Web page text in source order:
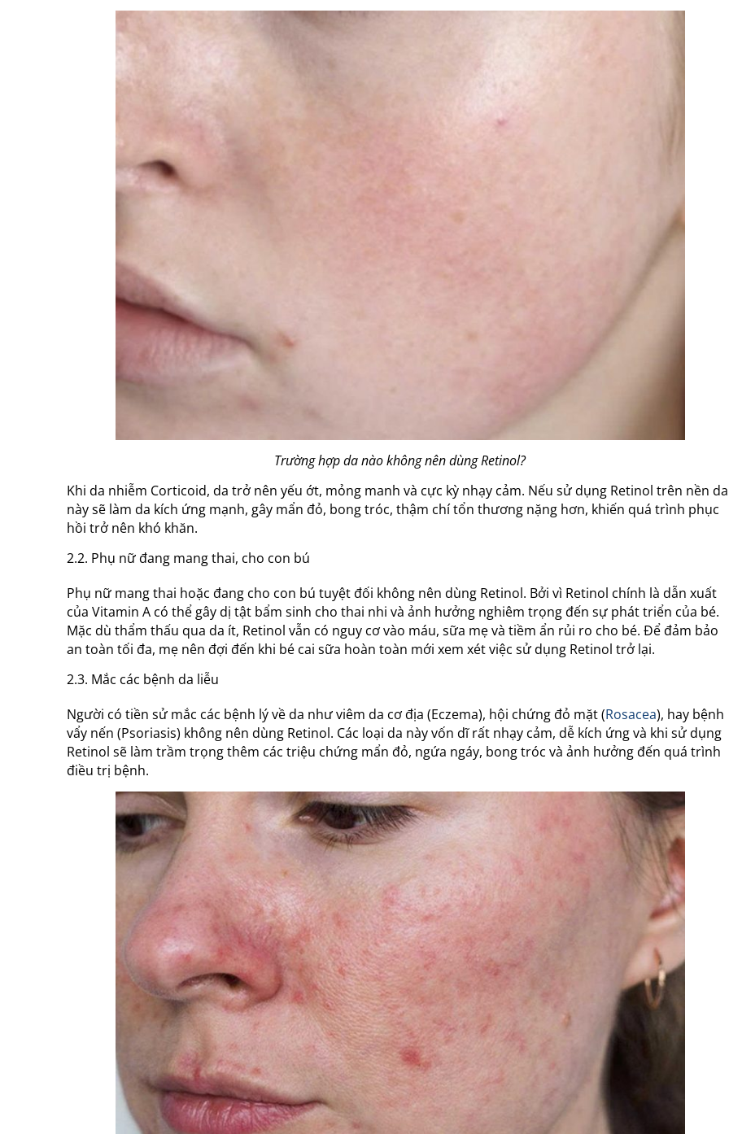
Trường hợp da nào không nên dùng Retinol?
Khi da nhiễm Corticoid, da trở nên yếu ớt, mỏng manh và cực kỳ nhạy cảm. Nếu sử dụng Retinol trên nền da
này sẽ làm da kích ứng mạnh, gây mẩn đỏ, bong tróc, thậm chí tổn thương nặng hơn, khiến quá trình phục
hồi trở nên khó khăn.
2.2. Phụ nữ đang mang thai, cho con bú
Phụ nữ mang thai hoặc đang cho con bú tuyệt đối không nên dùng Retinol. Bởi vì Retinol chính là dẫn xuất
của Vitamin A có thể gây dị tật bẩm sinh cho thai nhi và ảnh hưởng nghiêm trọng đến sự phát triển của bé.
Mặc dù thẩm thấu qua da ít, Retinol vẫn có nguy cơ vào máu, sữa mẹ và tiềm ẩn rủi ro cho bé. Để đảm bảo
an toàn tối đa, mẹ nên đợi đến khi bé cai sữa hoàn toàn mới xem xét việc sử dụng Retinol trở lại.
2.3. Mắc các bệnh da liễu
Người có tiền sử mắc các bệnh lý về da như viêm da cơ địa (Eczema), hội chứng đỏ mặt (Rosacea), hay bệnh
vẩy nến (Psoriasis) không nên dùng Retinol. Các loại da này vốn dĩ rất nhạy cảm, dễ kích ứng và khi sử dụng
Retinol sẽ làm trầm trọng thêm các triệu chứng mẩn đỏ, ngứa ngáy, bong tróc và ảnh hưởng đến quá trình
điều trị bệnh.